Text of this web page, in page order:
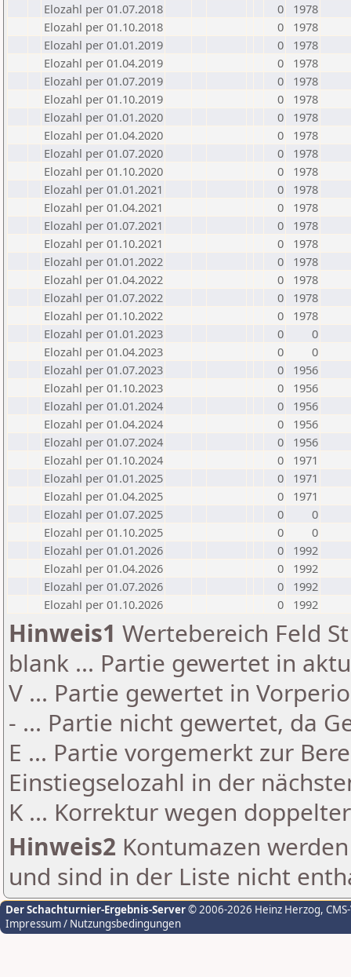
Elozahl per 01.07.2018
0
1978
Elozahl per 01.10.2018
0
1978
Elozahl per 01.01.2019
0
1978
Elozahl per 01.04.2019
0
1978
Elozahl per 01.07.2019
0
1978
Elozahl per 01.10.2019
0
1978
Elozahl per 01.01.2020
0
1978
Elozahl per 01.04.2020
0
1978
Elozahl per 01.07.2020
0
1978
Elozahl per 01.10.2020
0
1978
Elozahl per 01.01.2021
0
1978
Elozahl per 01.04.2021
0
1978
Elozahl per 01.07.2021
0
1978
Elozahl per 01.10.2021
0
1978
Elozahl per 01.01.2022
0
1978
Elozahl per 01.04.2022
0
1978
Elozahl per 01.07.2022
0
1978
Elozahl per 01.10.2022
0
1978
Elozahl per 01.01.2023
0
0
Elozahl per 01.04.2023
0
0
Elozahl per 01.07.2023
0
1956
Elozahl per 01.10.2023
0
1956
Elozahl per 01.01.2024
0
1956
Elozahl per 01.04.2024
0
1956
Elozahl per 01.07.2024
0
1956
Elozahl per 01.10.2024
0
1971
Elozahl per 01.01.2025
0
1971
Elozahl per 01.04.2025
0
1971
Elozahl per 01.07.2025
0
0
Elozahl per 01.10.2025
0
0
Elozahl per 01.01.2026
0
1992
Elozahl per 01.04.2026
0
1992
Elozahl per 01.07.2026
0
1992
Elozahl per 01.10.2026
0 1992
Hinweis1 Wertebereich Feld
blank ... Partie gewertet in
V ... Partie gewertet in
- ... Partie nicht gewertet, da
E ... Partie vorgemerkt zur
Einstiegselozahl in der
K ... Korrektur wegen
Hinweis2 Kontumazen
und sind in der Liste nicht
Der Schachturnier-Ergebnis-Server© 2006-2026 Heinz Herzog,
Impressum / Nutzungsbedingungen